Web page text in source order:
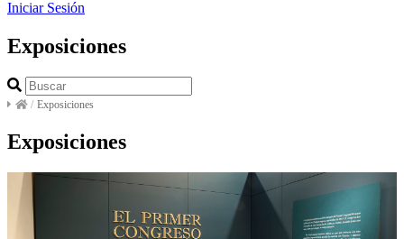
Iniciar Sesión
Exposiciones
/ Exposiciones
Exposiciones